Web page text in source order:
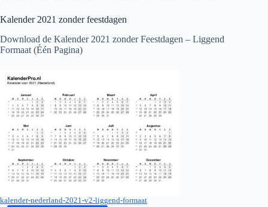
Kalender 2021 zonder feestdagen
Download de Kalender 2021 zonder Feestdagen – Liggend
Formaat (Één Pagina)
kalender-nederland-2021-v2-liggend-formaat